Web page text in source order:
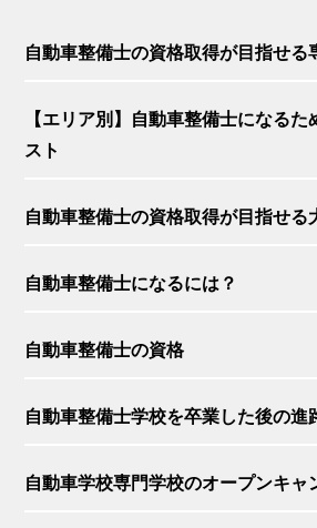
自動車整備士の資格取得が目指せる
【エリア別】自動車整備士になるた
スト
自動車整備士の資格取得が目指せる
自動車整備士になるには？
自動車整備士の資格
自動車整備士学校を卒業した後の進
自動車学校専門学校のオープンキャ